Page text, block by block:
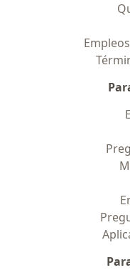
Empleos